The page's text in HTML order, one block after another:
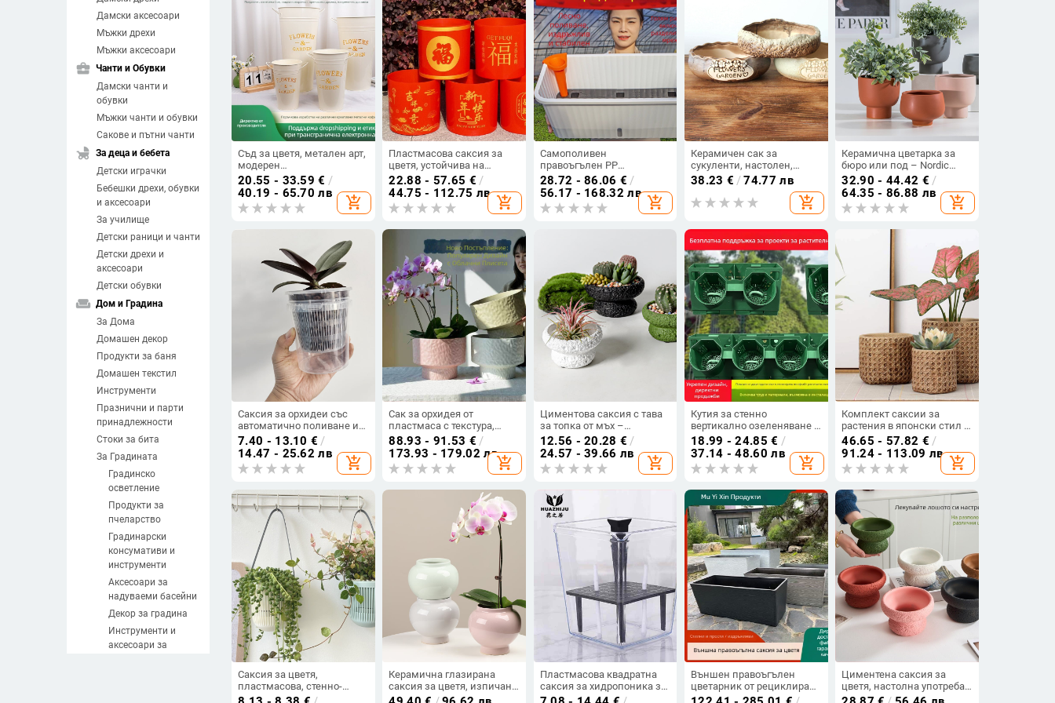
Дамски аксесоари
Мъжки дрехи
Мъжки аксесоари
business_center Чанти и Обувки
Дамски чанти и
обувки
Мъжки чанти и обувки
Сакове и пътни чанти
child_friendly За деца и бебета
Детски играчки
Бебешки дрехи, обувки
и аксесоари
За училище
Детски раници и чанти
Детски дрехи и
аксесоари
Детски обувки
weekend Дом и Градина
За Дома
Домашен декор
Продукти за баня
Домашен текстил
Инструменти
Празнични и парти
принадлежности
Стоки за бита
За Градината
Градинско
осветление
Продукти за
пчеларство
Градинарски
консумативи и
инструменти
Аксесоари за
надуваеми басейни
Декор за градина
Инструменти и
аксесоари за
Съд за цветя, метален арт,
модерен
минималистичен стил,
настолен и подов
дисплей, офис и домашен
декор
20.55 - 33.59 € /
40.19 - 65.70 лв
add_shopping_cart
Пластмасова саксия за
цветя, устойчива на
корозия, подова стойка,
опростен стил, за
домашно градинарство
22.88 - 57.65 € /
44.75 - 112.75 лв
add_shopping_cart
Самополивен
правоъгълен PP
пластмасов саксийник за
балкон, здрав и
издръжлив
28.72 - 86.06 € /
56.17 - 168.32 лв
add_shopping_cart
Керамичен сак за
сукуленти, настолен,
пасторален стил,
издръжлив и устойчив на
корозия за домашно
озеленяване и балкон
38.23 € /74.77 лв
add_shopping_cart
Керамична цветарка за
бюро или под – Nordic
Morandi стил, подходяща
за офис и домашно
обзавеждане
32.90 - 44.42 € /
64.35 - 86.88 лв
add_shopping_cart
Саксия за орхидеи със
автоматично поливане и
съхранение на вода,
пластмасова конструкция,
за домашна градина, за
пода
7.40 - 13.10 € /
14.47 - 25.62 лв
add_shopping_cart
Сак за орхидея от
пластмаса с текстура,
имитираща керамична
повърхност и вдлъбнати
шарки, кремав цвят,
класически стил
88.93 - 91.53 € /
173.93 - 179.02 лв
add_shopping_cart
Циментова саксия с тава
за топка от мъх –
декоративно растение за
сукуленти и кактуси,
подходящо за хол и офис
12.56 - 20.28 € /
24.57 - 39.66 лв
add_shopping_cart
Кутия за стенно
вертикално озеленяване с
живи растения — стенно
монтирана, Ø10 cm дъно,
дишаща и разградима,
машинно обработена,
подходяща за хотели и
търговски обекти
18.99 - 24.85 € /
37.14 - 48.60 лв
add_shopping_cart
Комплект саксии за
растения в японски стил с
бамбуково и ратаново
преплетане, бетонни и
керамични саксии с
дървесен финиш
46.65 - 57.82 € /
91.24 - 113.09 лв
add_shopping_cart
Саксия за цветя,
пластмасова, стенно-
висяща, самополивна,
Керамична глазирана
саксия за цветя, изпичана
в пещ, модерен
Пластмасова квадратна
саксия за хидропоника за
настолно използване,
Външен правоъгълен
цветарник от рециклирана
пластмаса за балкон и
Циментена саксия за
цветя, настолна употреба,
INS стил, ръчно